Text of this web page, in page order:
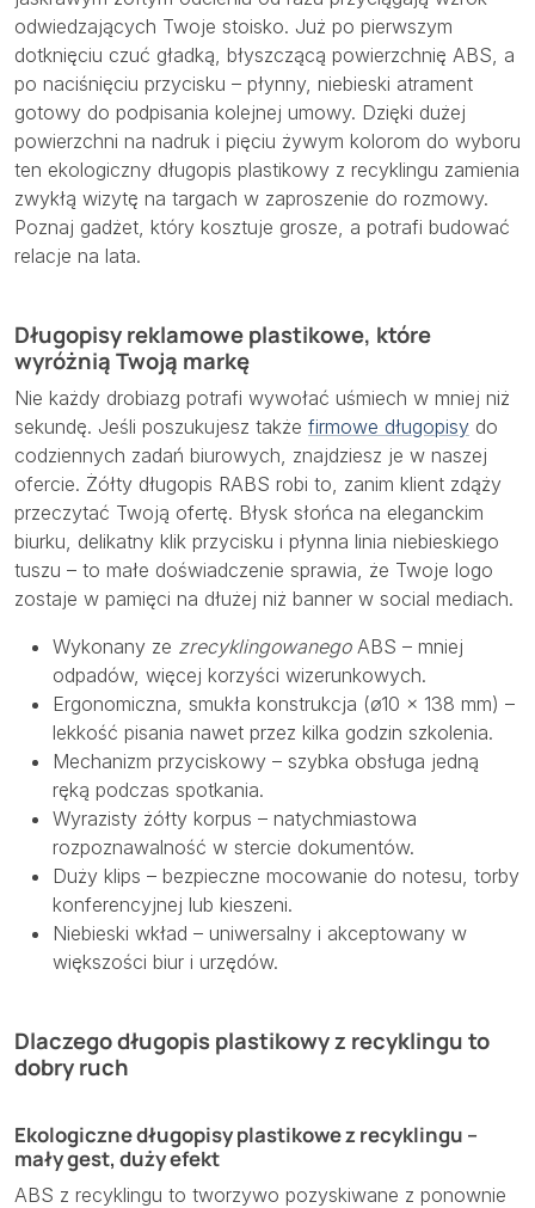
odwiedzających Twoje stoisko. Już po pierwszym
dotknięciu czuć gładką, błyszczącą powierzchnię ABS, a
po naciśnięciu przycisku – płynny, niebieski atrament
gotowy do podpisania kolejnej umowy. Dzięki dużej
powierzchni na nadruk i pięciu żywym kolorom do wyboru
ten ekologiczny długopis plastikowy z recyklingu zamienia
zwykłą wizytę na targach w zaproszenie do rozmowy.
Poznaj gadżet, który kosztuje grosze, a potrafi budować
relacje na lata.
Długopisy reklamowe plastikowe, które
wyróżnią Twoją markę
Nie każdy drobiazg potrafi wywołać uśmiech w mniej niż
sekundę. Jeśli poszukujesz także firmowe długopisy do
codziennych zadań biurowych, znajdziesz je w naszej
ofercie. Żółty długopis RABS robi to, zanim klient zdąży
przeczytać Twoją ofertę. Błysk słońca na eleganckim
biurku, delikatny klik przycisku i płynna linia niebieskiego
tuszu – to małe doświadczenie sprawia, że Twoje logo
zostaje w pamięci na dłużej niż banner w social mediach.
Wykonany ze zrecyklingowanegoABS – mniej
odpadów, więcej korzyści wizerunkowych.
Ergonomiczna, smukła konstrukcja (ø10 × 138 mm) –
lekkość pisania nawet przez kilka godzin szkolenia.
Mechanizm przyciskowy – szybka obsługa jedną
ręką podczas spotkania.
Wyrazisty żółty korpus – natychmiastowa
rozpoznawalność w stercie dokumentów.
Duży klips – bezpieczne mocowanie do notesu, torby
konferencyjnej lub kieszeni.
Niebieski wkład – uniwersalny i akceptowany w
większości biur i urzędów.
Dlaczego długopis plastikowy z recyklingu to
dobry ruch
Ekologiczne długopisy plastikowe z recyklingu –
mały gest, duży efekt
ABS z recyklingu to tworzywo pozyskiwane z ponownie